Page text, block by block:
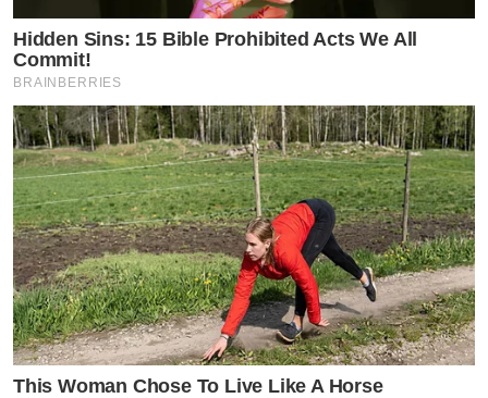
Hidden Sins: 15 Bible Prohibited Acts We All
Commit!
BRAINBERRIES
This Woman Chose To Live Like A Horse